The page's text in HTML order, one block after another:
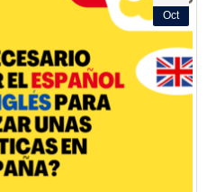
Oct